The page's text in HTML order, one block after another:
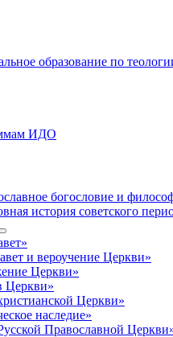
образование по
ИДО
богословие и
история советского
и вероучение Церкви»
Церкви»
Церкви»
Церкви»
наследие»
Православной